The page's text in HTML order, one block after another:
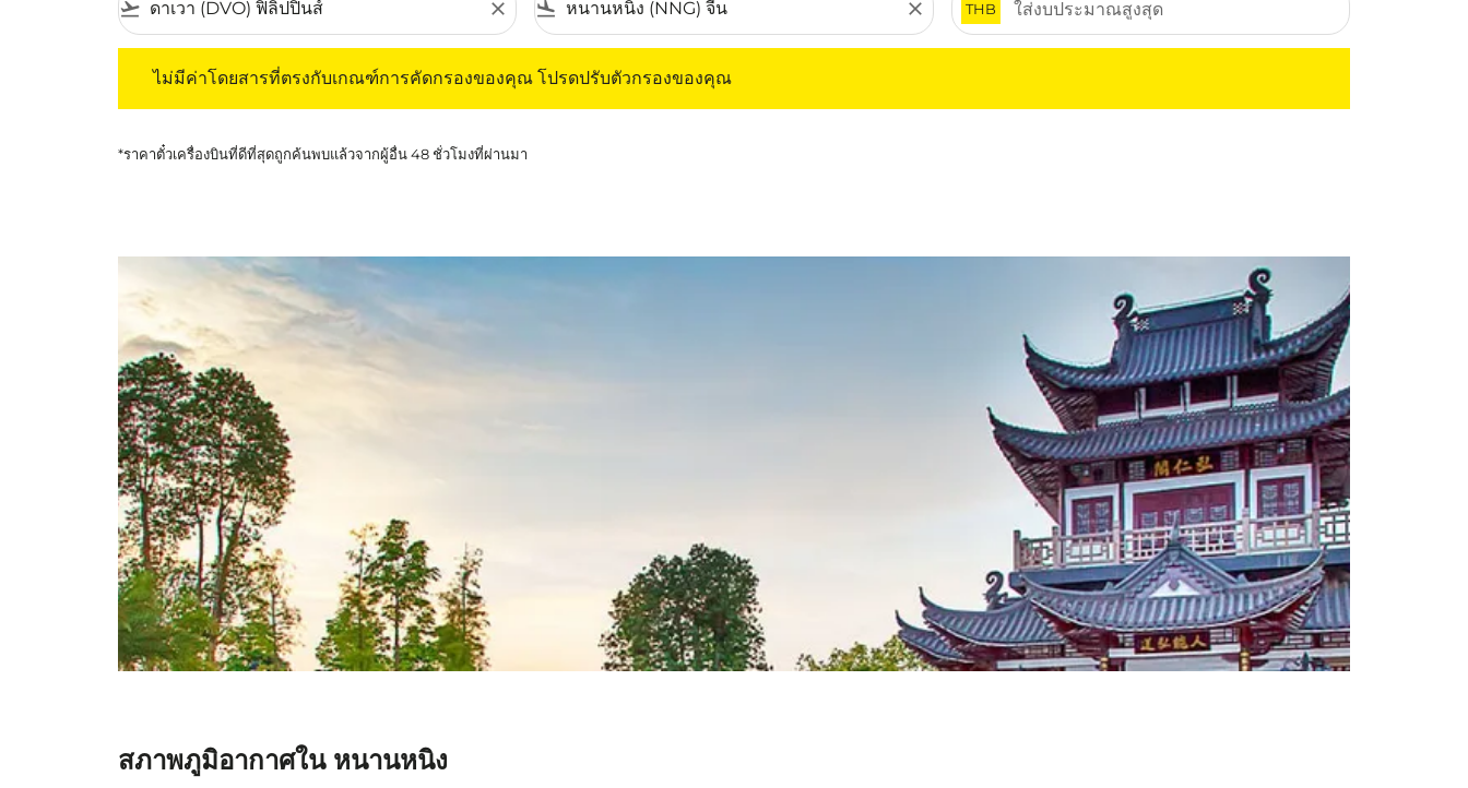
flight_takeoff close flight_land close THB
ไม่มีค่าโดยสารที่ตรงกับเกณฑ์การคัดกรองของคุณ โปรดปรับตัวกรองของคุณ
*ราคาตั๋วเครื่องบินที่ดีที่สุดถูกค้นพบแล้วจากผู้อื่น 48 ชั่วโมงที่ผ่านมา
สภาพภูมิอากาศใน หนานหนิง